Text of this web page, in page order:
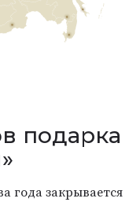
подарка
года закрывается